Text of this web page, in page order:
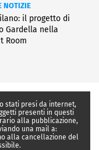
NOTIZIE
il progetto di
Gardella nella
Room
stati presi da internet,
presenti in questi
alla pubblicazione,
una mail a:
alla cancellazione del